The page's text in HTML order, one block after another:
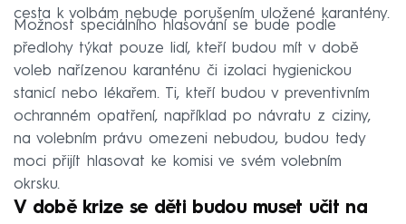
cesta k volbám nebude porušením uložené karantény.
Možnost speciálního hlasování se bude podle
předlohy týkat pouze lidí, kteří budou mít v době
voleb nařízenou karanténu či izolaci hygienickou
stanicí nebo lékařem. Ti, kteří budou v preventivním
ochranném opatření, například po návratu z ciziny,
na volebním právu omezeni nebudou, budou tedy
moci přijít hlasovat ke komisi ve svém volebním
okrsku.
V době krize se děti budou muset učit na